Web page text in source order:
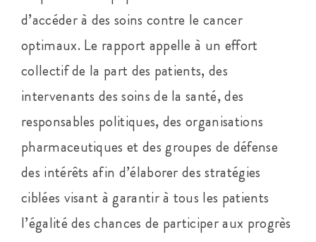
d’accéder à des soins contre le cancer
optimaux. Le rapport appelle à un effort
collectif de la part des patients, des
intervenants des soins de la santé, des
responsables politiques, des organisations
pharmaceutiques et des groupes de défense
des intérêts afin d’élaborer des stratégies
ciblées visant à garantir à tous les patients
l’égalité des chances de participer aux progrès